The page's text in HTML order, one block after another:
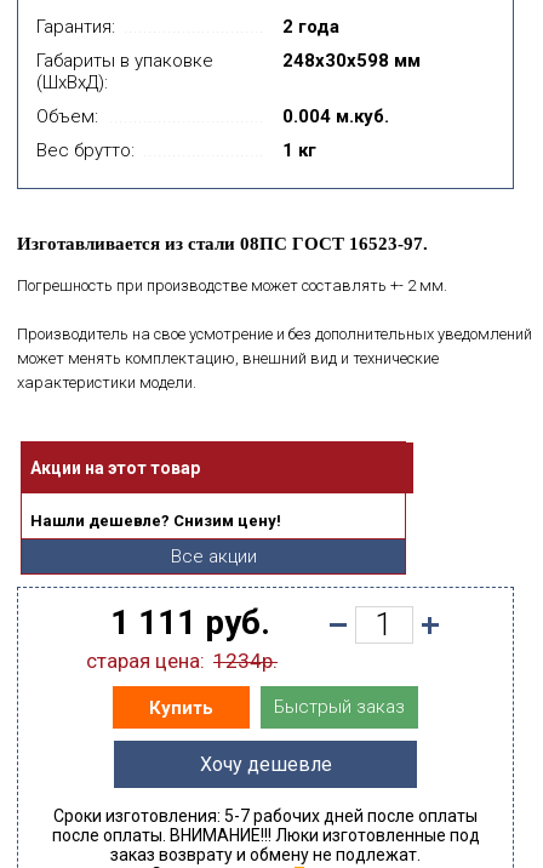
Гарантия:
2 года
Габариты в упаковке
(ШхВхД):
248x30x598 мм
Объем:
0.004 м.куб.
Вес брутто:
1 кг
Изготавливается из стали 08ПС ГОСТ 16523-97.
Погрешность при производстве может составлять +- 2 мм.
Производитель на свое усмотрение и без дополнительных уведомлений
может менять комплектацию, внешний вид и технические
характеристики модели.
Акции на этот товар
Нашли дешевле? Снизим цену!
Все акции
1 111 руб.
старая цена: 1234р.
Купить Быстрый заказ
Хочу дешевле
Сроки изготовления: 5-7 рабочих дней после оплаты
после оплаты. ВНИМАНИЕ!!! Люки изготовленные под
заказ возврату и обмену не подлежат.